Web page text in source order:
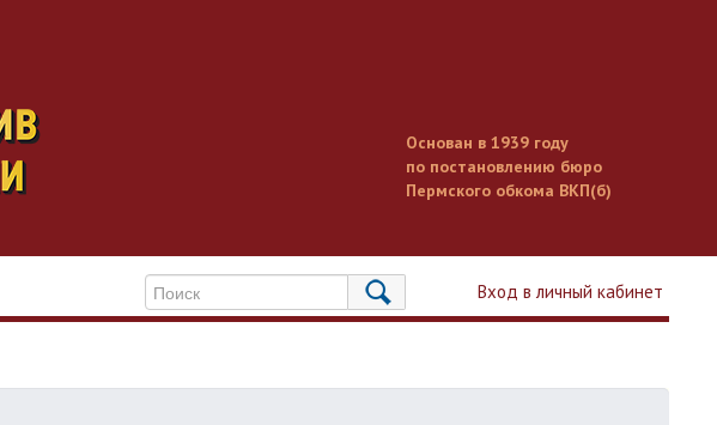
Основан в 1939 году
по постановлению бюро
Пермского обкома ВКП(б)
Вход в личный кабинет